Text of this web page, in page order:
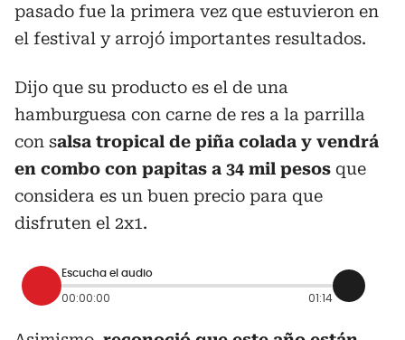
pasado fue la primera vez que estuvieron en
el festival y arrojó importantes resultados.
Dijo que su producto es el de una
hamburguesa con carne de res a la parrilla
con salsa tropical de piña colada y vendrá
en combo con papitas a 34 mil pesos que
considera es un buen precio para que
disfruten el 2x1.
Escucha el audio
00:00:00 01:14